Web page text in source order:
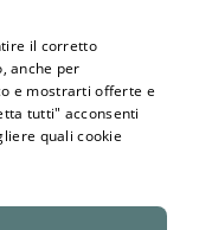
il corretto
anche per
e mostrarti offerte e
tutti" acconsenti
quali cookie